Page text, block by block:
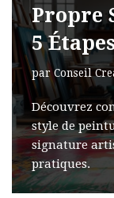
Propre
5
parConseil
Découvrez
style de
signature
pratiques.